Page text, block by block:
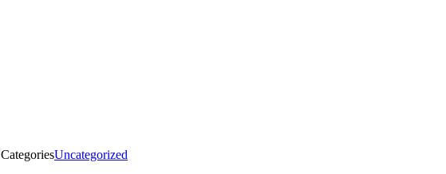
CategoriesUncategorized